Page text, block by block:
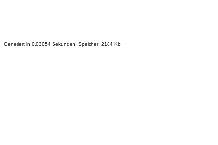
Generiert in 0.03054 Sekunden. Speicher: 2184 Kb